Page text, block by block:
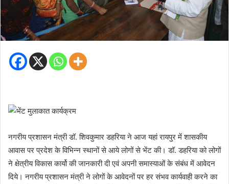
नगरीय प्रशासन मंत्री डॉ. शिवकुमार डहरिया ने आज यहां रायपुर में शासकीय
आवास पर प्रदेश के विभिन्न स्थानों से आये लोगों से भेंट की। डॉ. डहरिया को लोगों
ने क्षेत्रीय विकास कार्यो की जानकारी दी एवं अपनी समास्याओं के संबंध में आवेदन
दिये। नगरीय प्रशासन मंत्री ने लोगों के आवेदनों पर हर संभव कार्यवाही करने का